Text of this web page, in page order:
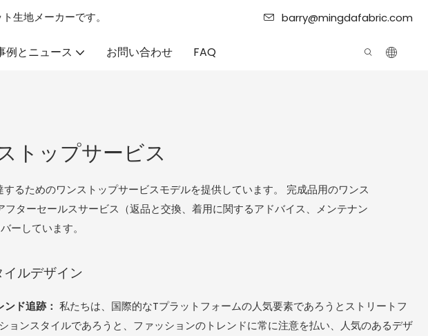
生地メーカーです。 barry@mingdafabric.com
例とニュース お問い合わせ FAQ
トップサービス
るためのワンストップサービスモデルを提供しています。 完成品用のワンス
ターセールスサービス（返品と交換、着用に関するアドバイス、メンテナン
ーしています。
イルデザイン
ンド追跡：私たちは、国際的なTプラットフォームの人気要素であろうとストリートフ
ョンスタイルであろうと、ファッションのトレンドに常に注意を払い、人気のあるデザ